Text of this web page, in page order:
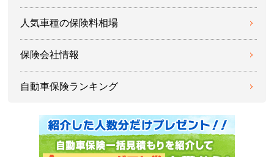
人気車種の保険料相場
保険会社情報
自動車保険ランキング